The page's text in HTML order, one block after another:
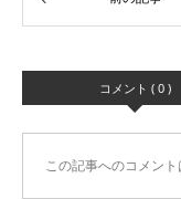
コメント ( 0 )
この記事へのコメント